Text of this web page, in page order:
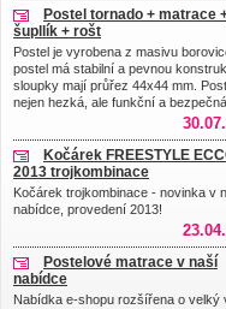
Postel tornado + matrace
šupllík + rošt
Postel je vyrobena z masivu
postel má stabilní a pevnou
sloupky mají průřez 44x44 mm.
nejen hezká, ale funkční a bezpečná.
Kočárek FREESTYLE
2013 trojkombinace
Kočárek trojkombinace - novinka v
nabídce, provedení 2013!
Postelové matrace v naší
nabídce
Nabídka e-shopu rozšířena o velký